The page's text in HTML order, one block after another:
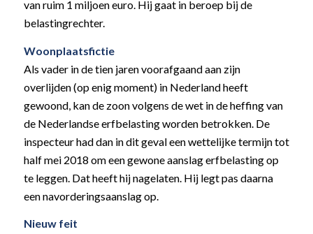
van ruim 1 miljoen euro. Hij gaat in beroep bij de
belastingrechter.
Woonplaatsfictie
Als vader in de tien jaren voorafgaand aan zijn
overlijden (op enig moment) in Nederland heeft
gewoond, kan de zoon volgens de wet in de heffing van
de Nederlandse erfbelasting worden betrokken. De
inspecteur had dan in dit geval een wettelijke termijn tot
half mei 2018 om een gewone aanslag erfbelasting op
te leggen. Dat heeft hij nagelaten. Hij legt pas daarna
een navorderingsaanslag op.
Nieuw feit